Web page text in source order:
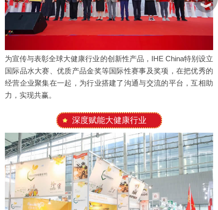
为宣传与表彰全球大健康行业的创新性产品，IHE China特别设立
国际品水大赛、优质产品金奖等国际性赛事及奖项，在把优秀的
经营企业聚集在一起，为行业搭建了沟通与交流的平台，互相助
力，实现共赢。
深度赋能大健康行业
︾